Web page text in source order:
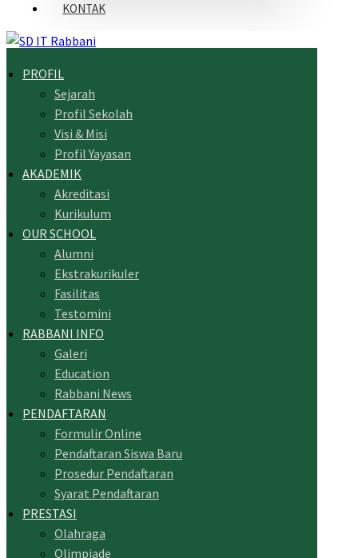
KONTAK
PROFIL
Sejarah
Profil Sekolah
Visi & Misi
Profil Yayasan
AKADEMIK
Akreditasi
Kurikulum
OUR SCHOOL
Alumni
Ekstrakurikuler
Fasilitas
Testomini
RABBANI INFO
Galeri
Education
Rabbani News
PENDAFTARAN
Formulir Online
Pendaftaran Siswa Baru
Prosedur Pendaftaran
Syarat Pendaftaran
PRESTASI
Olahraga
Olimpiade